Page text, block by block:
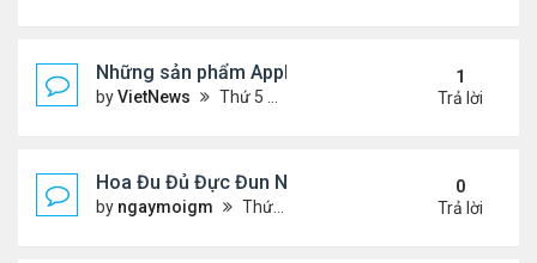
Những sản phẩm Apple có thể ra mắt ngày 8/3
byVietNews Thứ 5 Tháng 3 03, 2022 12:34 pm
1
Trả lời
Hoa Đu Đủ Đực Đun Nước Uống Với Những Tác
by ngaymoigm Thứ 5 Tháng 11 02, 2023 4:44 am
0
Trả lời